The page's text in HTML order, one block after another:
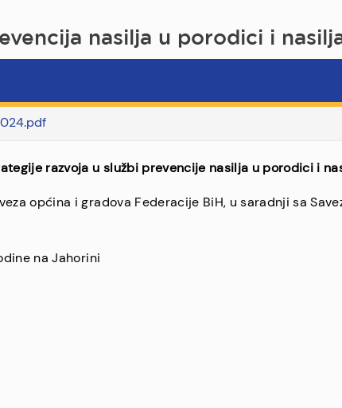
nasilja u porodici i
razvoja u službi prevencije nasilja u porodici i
općina i gradova Federacije BiH, u saradnji sa
na Jahorini